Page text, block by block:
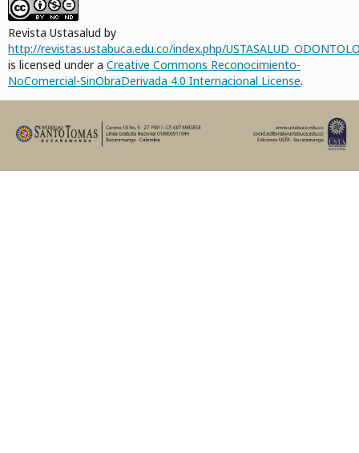
Revista Ustasalud by
http://revistas.ustabuca.edu.co/index.php/
is licensed under a Creative Commons Reconocimiento-
NoComercial-SinObraDerivada 4.0 Internacional License.